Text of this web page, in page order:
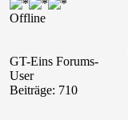
Offline
GT-Eins Forums-
User
Beiträge: 710